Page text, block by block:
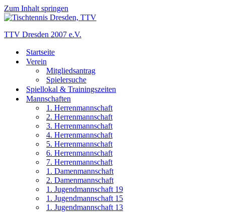
Zum Inhalt springen
TTV Dresden 2007 e.V.
Startseite
Verein
Mitgliedsantrag
Spielersuche
Spiellokal & Trainingszeiten
Mannschaften
1. Herrenmannschaft
2. Herrenmannschaft
3. Herrenmannschaft
4. Herrenmannschaft
5. Herrenmannschaft
6. Herrenmannschaft
7. Herrenmannschaft
1. Damenmannschaft
2. Damenmannschaft
1. Jugendmannschaft 19
1. Jugendmannschaft 15
1. Jugendmannschaft 13